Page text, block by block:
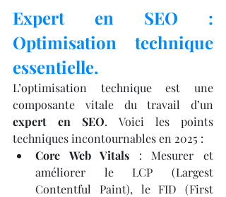
Expert en SEO :
Optimisation technique
essentielle.
L’optimisation technique est une
expert en SEO. Voici les points
techniques incontournables en 2025 :
Core Web Vitals : Mesurer et
améliorer le LCP (Largest
Contentful Paint), le FID (First